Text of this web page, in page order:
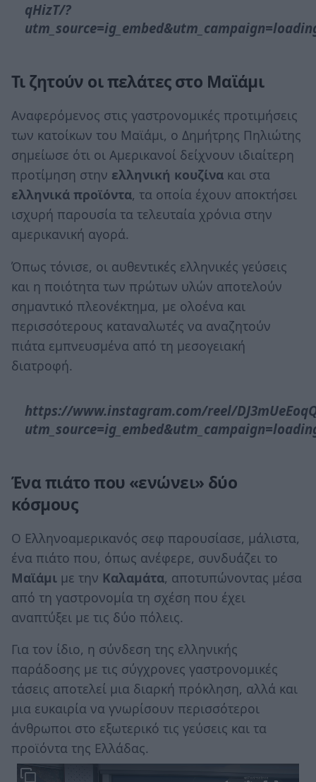
qHizT/?
Τι ζητούν οι πελάτες στο Μαϊάμι
Αναφερόμενος στις γαστρονομικές προτιμήσεις
των κατοίκων του Μαϊάμι, ο Δημήτρης Πηλιώτης
σημείωσε ότι οι Αμερικανοί δείχνουν ιδιαίτερη
προτίμηση στην ελληνική κουζίνα και στα
ελληνικά προϊόντα, τα οποία έχουν αποκτήσει
ισχυρή παρουσία τα τελευταία χρόνια στην
αμερικανική αγορά.
Όπως τόνισε, οι αυθεντικές ελληνικές γεύσεις
και η ποιότητα των πρώτων υλών αποτελούν
σημαντικό πλεονέκτημα, με ολοένα και
περισσότερους καταναλωτές να αναζητούν
πιάτα εμπνευσμένα από τη μεσογειακή
διατροφή.
https://www.instagram.com/reel/
Ένα πιάτο που «ενώνει» δύο
κόσμους
Ο Ελληνοαμερικανός σεφ παρουσίασε, μάλιστα,
ένα πιάτο που, όπως ανέφερε, συνδυάζει το
Μαϊάμι με την Καλαμάτα, αποτυπώνοντας μέσα
από τη γαστρονομία τη σχέση που έχει
αναπτύξει με τις δύο πόλεις.
Για τον ίδιο, η σύνδεση της ελληνικής
παράδοσης με τις σύγχρονες γαστρονομικές
τάσεις αποτελεί μια διαρκή πρόκληση, αλλά και
μια ευκαιρία να γνωρίσουν περισσότεροι
άνθρωποι στο εξωτερικό τις γεύσεις και τα
προϊόντα της Ελλάδας.